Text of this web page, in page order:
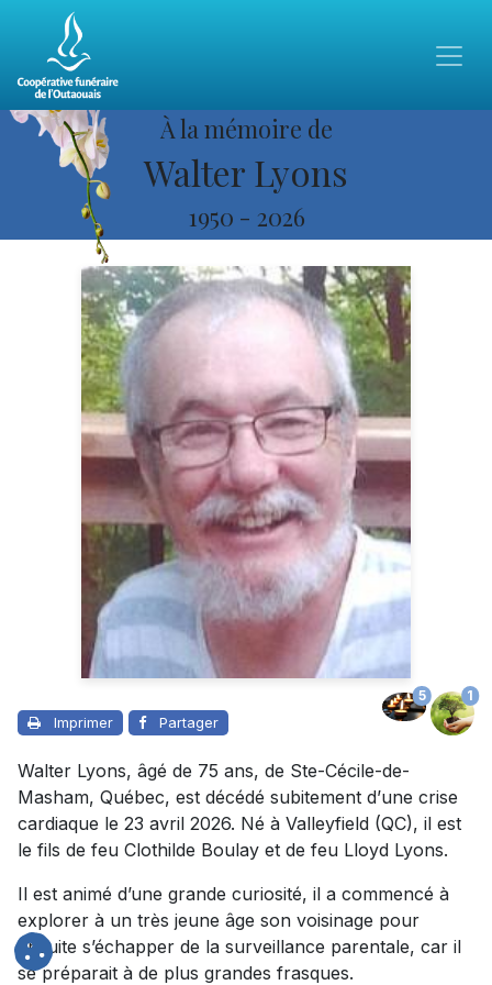
À la mémoire de
Walter Lyons
1950 - 2026
Imprimer Partager
5 1
Walter Lyons, âgé de 75 ans, de Ste-Cécile-de-
Masham, Québec, est décédé subitement d’une crise
cardiaque le 23 avril 2026. Né à Valleyfield (QC), il est
le fils de feu Clothilde Boulay et de feu Lloyd Lyons.
Il est animé d’une grande curiosité, il a commencé à
explorer à un très jeune âge son voisinage pour
ensuite s’échapper de la surveillance parentale, car il
se préparait à de plus grandes frasques.